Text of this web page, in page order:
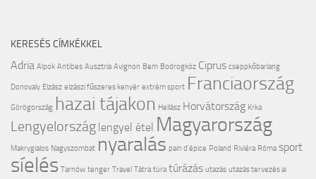
KERESÉS CÍMKÉKKEL
Adria Alpok Antibes Ausztria Avignon Bem Bodrogköz Ciprus cseppkőbarlang
Donovaly Elzász elzászi fűszeres kenyér extrém sport Franciaország
Görögország hazai tájakon Hellász Horvátország Krka
Lengyelország lengyel étel Magyarország
Makrygialos Nagyszombat nyaralás pain d'épice Poland Riviéra Róma sport
síelés Tarnów tenger Travel Tátra túra túrázás utazás utazás tervezés ai